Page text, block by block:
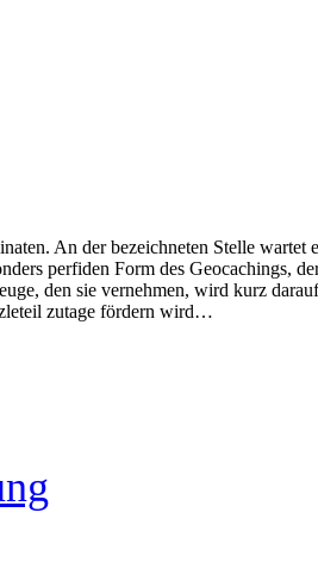
An der bezeichneten Stelle wartet
perfiden Form des Geocachings,
den sie vernehmen, wird kurz
zutage fördern wird…